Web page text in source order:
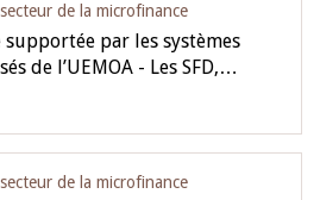
de la microfinance
par les systèmes
de l’UEMOA - Les SFD,…
de la microfinance